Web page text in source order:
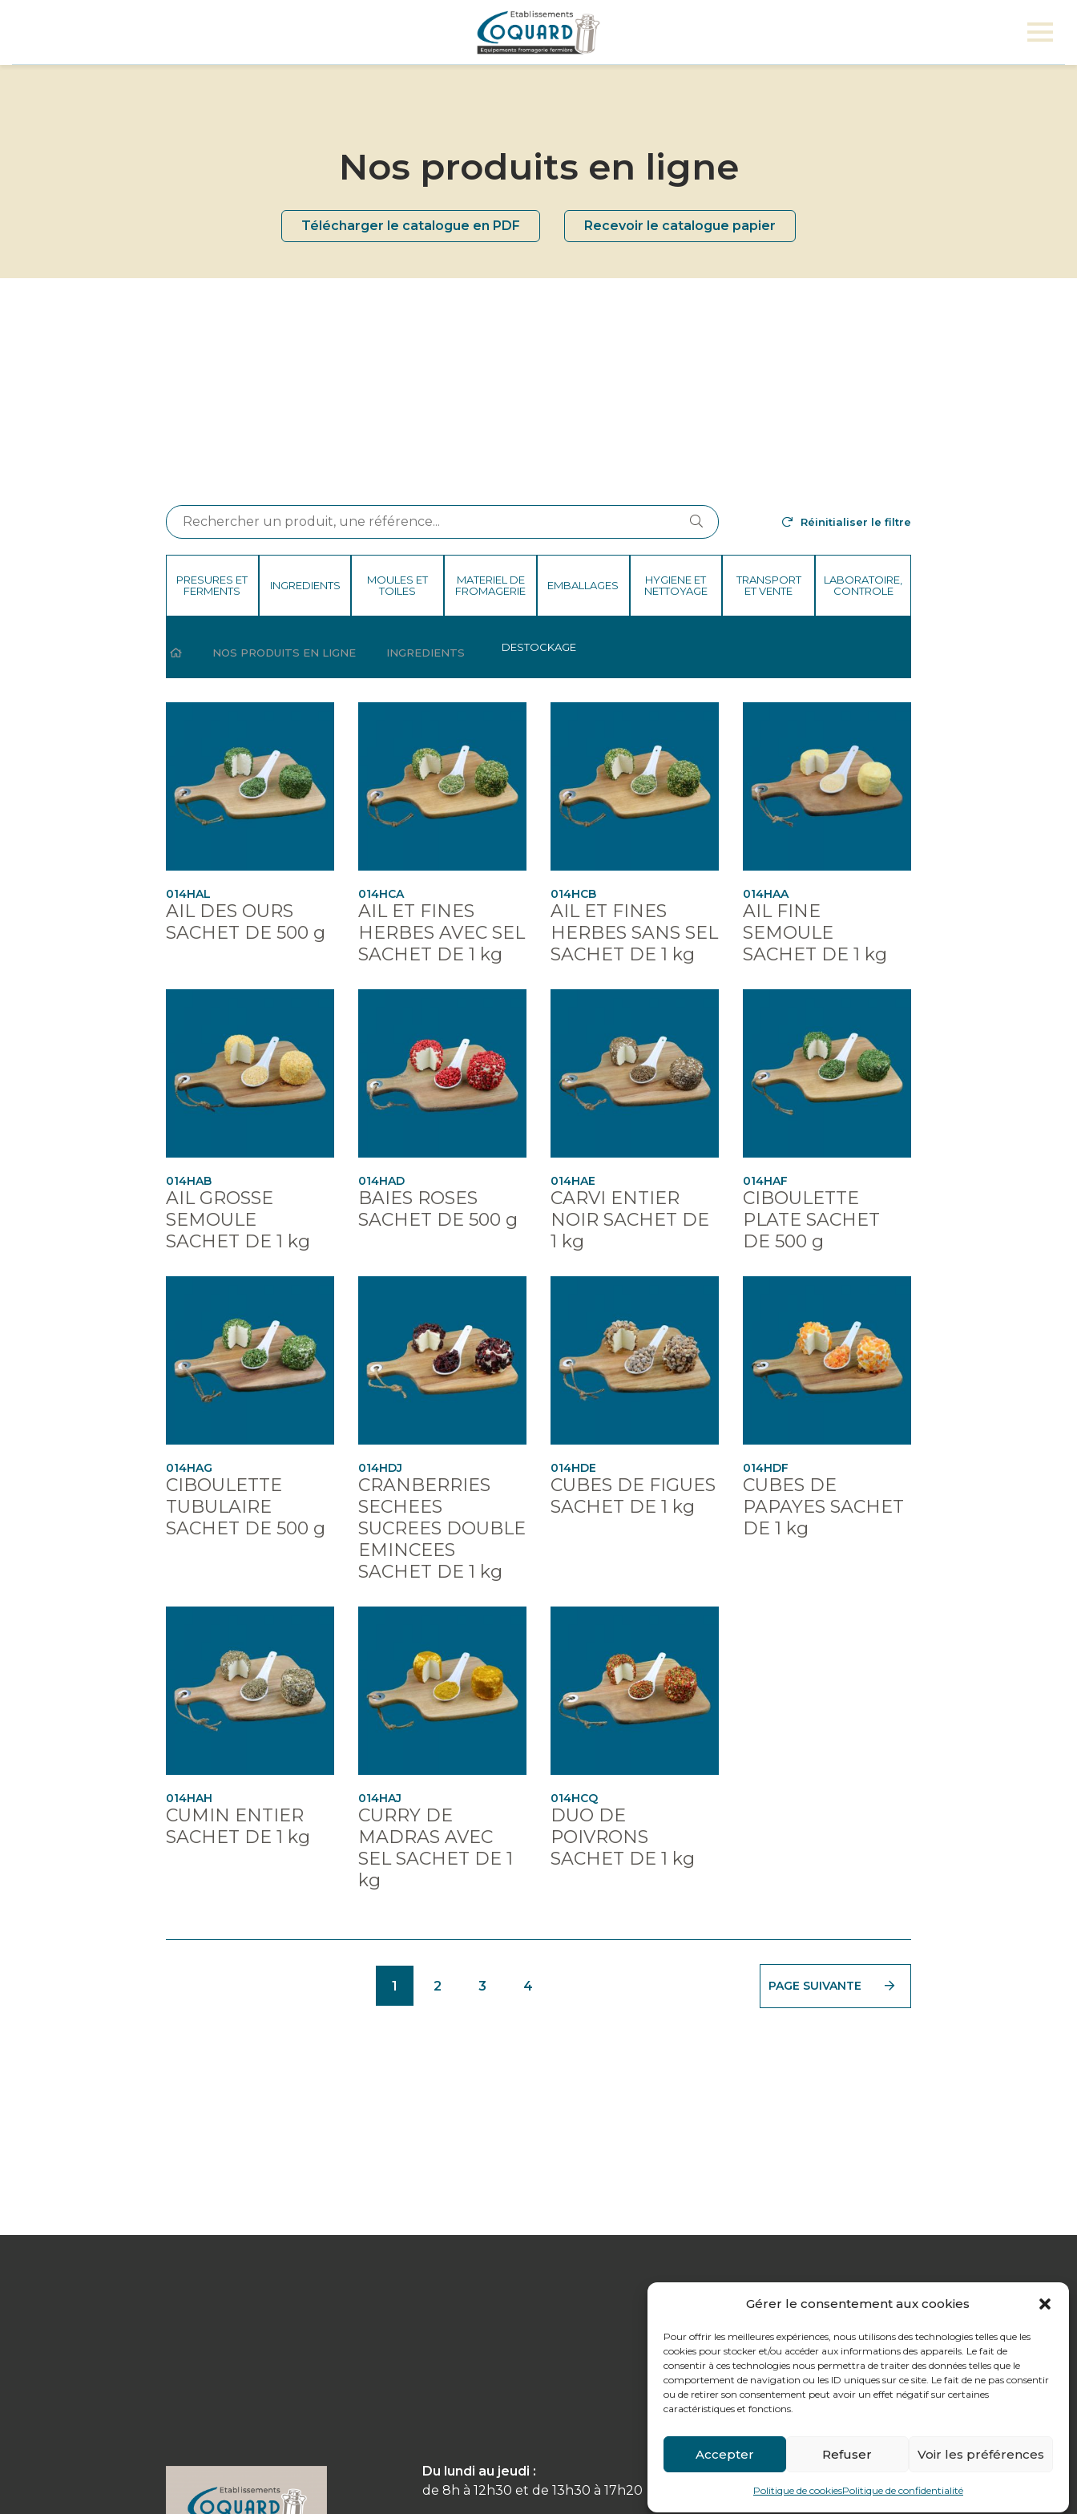
Gérer le consentement aux cookies
Pour offrir les meilleures expériences, nous utilisons des technologies telles que les
cookies pour stocker et/ou accéder aux informations des appareils. Le fait de
consentir à ces technologies nous permettra de traiter des données telles que le
comportement de navigation ou les ID uniques sur ce site. Le fait de ne pas consentir
ou de retirer son consentement peut avoir un effet négatif sur certaines
caractéristiques et fonctions.
Accepter Refuser Voir les préférences
Politique de cookiesPolitique de confidentialité
Nos produits en ligne
Télécharger le catalogue en PDF Recevoir le catalogue papier
Réinitialiser le filtre
PRESURES ET
FERMENTS
INGREDIENTS
MOULES ET
TOILES
MATERIEL DE
FROMAGERIE
EMBALLAGES
HYGIENE ET
NETTOYAGE
TRANSPORT
ET VENTE
LABORATOIRE,
CONTROLE
DESTOCKAGE
HOME NOS PRODUITS EN LIGNE INGREDIENTS EPICES, CONDIMENTS ET FRUITS SECS
014HAL
AIL DES OURS
SACHET DE 500 g
014HCA
AIL ET FINES
HERBES AVEC SEL
SACHET DE 1 kg
014HCB
AIL ET FINES
HERBES SANS SEL
SACHET DE 1 kg
014HAA
AIL FINE
SEMOULE
SACHET DE 1 kg
014HAB
AIL GROSSE
SEMOULE
SACHET DE 1 kg
014HAD
BAIES ROSES
SACHET DE 500 g
014HAE
CARVI ENTIER
NOIR SACHET DE
1 kg
014HAF
CIBOULETTE
PLATE SACHET
DE 500 g
014HAG
CIBOULETTE
TUBULAIRE
SACHET DE 500 g
014HDJ
CRANBERRIES
SECHEES
SUCREES DOUBLE
EMINCEES
SACHET DE 1 kg
014HDE
CUBES DE FIGUES
SACHET DE 1 kg
014HDF
CUBES DE
PAPAYES SACHET
DE 1 kg
014HAH
CUMIN ENTIER
SACHET DE 1 kg
014HAJ
CURRY DE
MADRAS AVEC
SEL SACHET DE 1
kg
014HCQ
DUO DE
POIVRONS
SACHET DE 1 kg
1 (CURRENT)
2 3 4 PAGE SUIVANTE
Du lundi au jeudi :
de 8h à 12h30 et de 13h30 à 17h20
Contactez-nous
Tél : + 33 (0)4 74 62 81 44